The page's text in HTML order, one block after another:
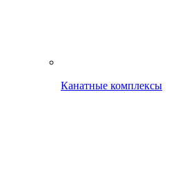
Канатные комплексы